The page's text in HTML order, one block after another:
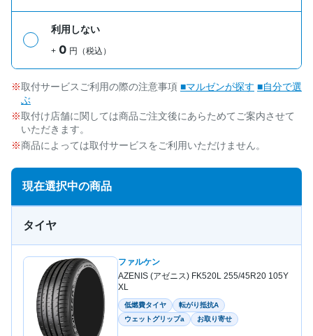
利用しない
+ 0 円（税込）
取付サービスご利用の際の注意事項 ■マルゼンが探す ■自分で選
ぶ
取付け店舗に関しては商品ご注文後にあらためてご案内させて
いただきます。
商品によっては取付サービスをご利用いただけません。
現在選択中の商品
タイヤ
ファルケン
AZENIS (アゼニス) FK520L 255/45R20 105Y
XL
低燃費タイヤ
転がり抵抗A
ウェットグリップa
お取り寄せ